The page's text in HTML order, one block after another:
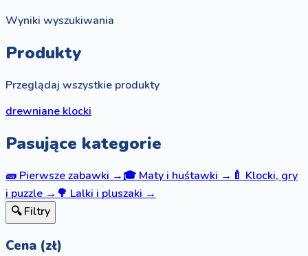
Wyniki wyszukiwania
Produkty
Przeglądaj wszystkie produkty
drewniane klocki
Pasujące kategorie
🧱Pierwsze zabawki→🎓Maty i huśtawki→🍼Klocki, gry
i puzzle→🌳Lalki i pluszaki→
🔍 Filtry
Cena (zł)